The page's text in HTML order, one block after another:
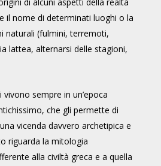
il nome di determinati luoghi o la
naturali (fulmini, terremoti,
lattea, alternarsi delle stagioni,
sempre in un’epoca
che gli permette di
vicenda davvero archetipica e
riguarda la mitologia
alla civiltà greca e a quella